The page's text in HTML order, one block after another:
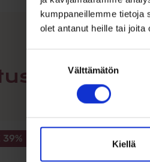
kumppaneillemme tietoja
olet antanut heille tai joita
valinta
Välttämätön
Kiellä
myös
39%